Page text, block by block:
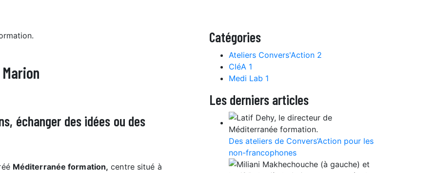
échanger des idées ou des
Méditerranée formation, centre situé à
Catégories
Ateliers Convers'Action 2
CléA 1
Medi Lab 1
Les derniers articles
Des ateliers de Convers’Action pour les
non-francophones